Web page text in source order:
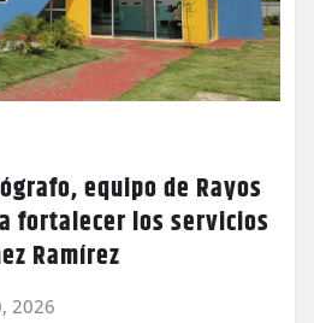
equipo de Rayos
fortalecer los servicios
Ramírez
2026